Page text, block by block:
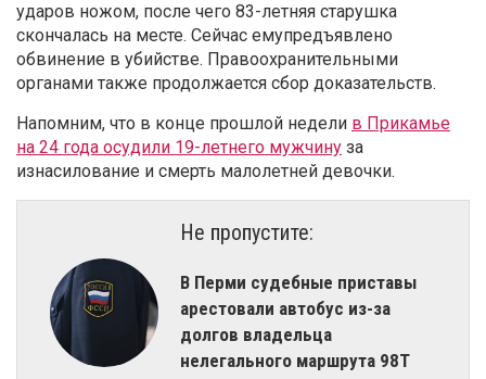
ударов ножом, после чего 83-летняя старушка
скончалась на месте. Сейчас емупредъявлено
обвинение в убийстве. Правоохранительными
органами также продолжается сбор доказательств.
Напомним, что в конце прошлой недели в Прикамье
на 24 года осудили 19-летнего мужчину за
изнасилование и смерть малолетней девочки.
Не пропустите:
В Перми судебные приставы
арестовали автобус из-за
долгов владельца
нелегального маршрута 98Т